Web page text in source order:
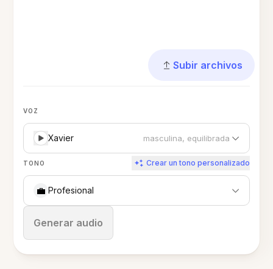
Subir archivos
VOZ
Xavier masculina, equilibrada
TONO Crear un tono personalizado
💼 Profesional
Generar audio
Detener